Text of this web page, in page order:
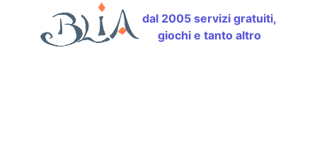
dal 2005 servizi gratuiti,
giochi e tanto altro